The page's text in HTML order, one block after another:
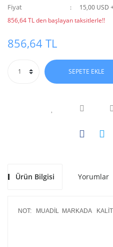
Fiyat
15,00 USD
856,64 TL den başlayan taksitlerle!!
856,64 TL
SEPETE EKLE
Ürün Bilgisi Yorumlar
NOT: MUADİL MARKADA